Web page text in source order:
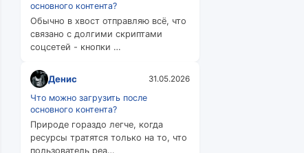
основного контента?
Обычно в хвост отправляю всё, что
связано с долгими скриптами
соцсетей - кнопки …
Денис 31.05.2026
Что можно загрузить после
основного контента?
Природе гораздо легче, когда
ресурсы тратятся только на то, что
пользователь реа…